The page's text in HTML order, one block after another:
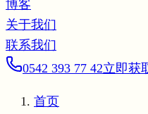
博客
关于我们
联系我们
0542 393 77 42立即获
首页